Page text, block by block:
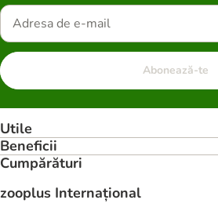
Abonează-te
Utile
Beneficii
Cumpărături
zooplus Internațional